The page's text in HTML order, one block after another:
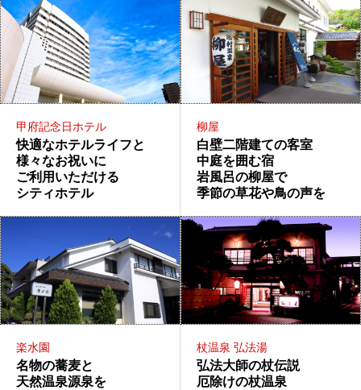
甲府記念日ホテル
快適なホテルライフと
様々なお祝いに
ご利用いただける
シティホテル
柳屋
白壁二階建ての客室
中庭を囲む宿
岩風呂の柳屋で
季節の草花や鳥の声を
楽水園
名物の蕎麦と
天然温泉源泉を
杖温泉 弘法湯
弘法大師の杖伝説
厄除けの杖温泉